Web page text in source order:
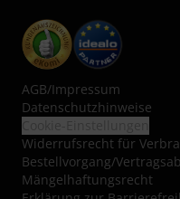
AGB/Impressum
Datenschutzhinweise
Widerrufsrecht für
Bestellvorgang/
Mängelhaftungsrecht